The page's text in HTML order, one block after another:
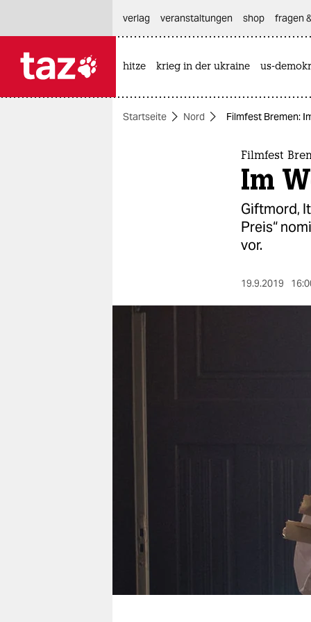
themen
berlin
fragen & hilfe
unterstützen
genossenschaft
verlag
veranstaltungen shop fragen
hitze krieg in der ukraine us-
Startseite Nord Filmfest Bremen:
Filmfest
Im
Giftmord,
Preis“
vor.
19.9.2019